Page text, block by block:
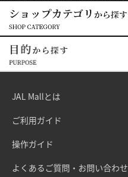
JAL Mallとは
ご利用ガイド
操作ガイド
よくあるご質問・お問い合わせ